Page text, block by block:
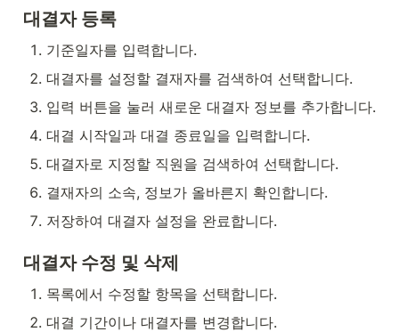
대결자 등록
기준일자를 입력합니다.
대결자를 설정할 결재자를 검색하여 선택합니다.
입력 버튼을 눌러 새로운 대결자 정보를 추가합니다.
대결 시작일과 대결 종료일을 입력합니다.
대결자로 지정할 직원을 검색하여 선택합니다.
결재자의 소속, 정보가 올바른지 확인합니다.
저장하여 대결자 설정을 완료합니다.
대결자 수정 및 삭제
목록에서 수정할 항목을 선택합니다.
대결 기간이나 대결자를 변경합니다.